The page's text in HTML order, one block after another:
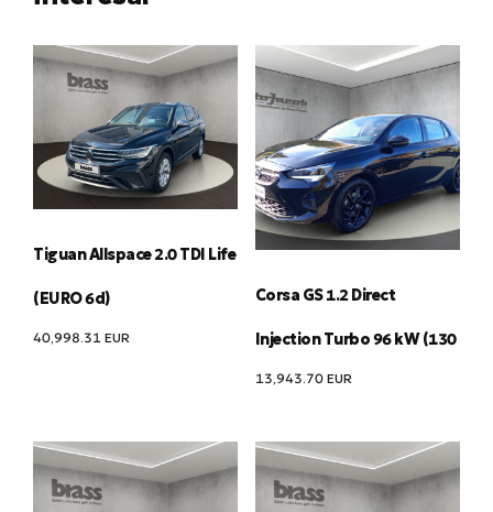
Tiguan Allspace 2.0 TDI Life
(EURO 6d)
40,998.31 EUR
Corsa GS 1.2 Direct
Injection Turbo 96 kW (130
13,943.70 EUR